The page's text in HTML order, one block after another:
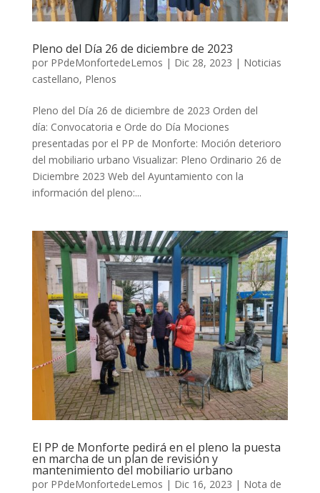
Pleno del Día 26 de diciembre de 2023
por PPdeMonfortedeLemos | Dic 28, 2023 | Noticias
castellano, Plenos
Pleno del Día 26 de diciembre de 2023 Orden del
día: Convocatoria e Orde do Día Mociones
presentadas por el PP de Monforte: Moción deterioro
del mobiliario urbano Visualizar: Pleno Ordinario 26 de
Diciembre 2023 Web del Ayuntamiento con la
información del pleno:...
El PP de Monforte pedirá en el pleno la puesta
en marcha de un plan de revisión y
mantenimiento del mobiliario urbano
por PPdeMonfortedeLemos | Dic 16, 2023 | Nota de